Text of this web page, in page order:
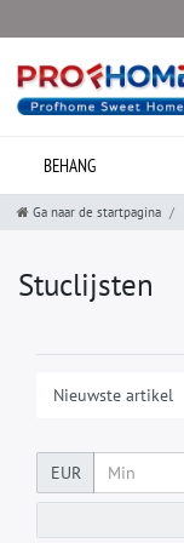
BEHANG
Ga naar de startpagina
Stuclijsten
EUR